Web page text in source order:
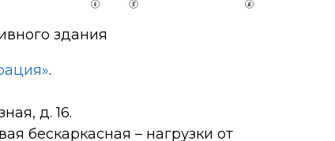
здания
.
д. 16.
бескаркасная – нагрузки от